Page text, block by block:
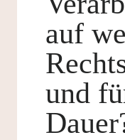
auf
und